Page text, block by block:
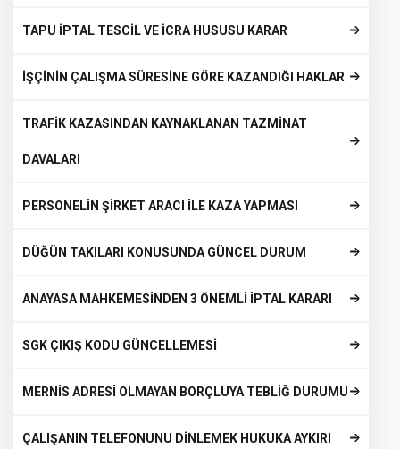
TAPU İPTAL TESCİL VE İCRA HUSUSU KARAR
İŞÇİNİN ÇALIŞMA SÜRESİNE GÖRE KAZANDIĞI HAKLAR
TRAFİK KAZASINDAN KAYNAKLANAN TAZMİNAT
DAVALARI
PERSONELİN ŞİRKET ARACI İLE KAZA YAPMASI
DÜĞÜN TAKILARI KONUSUNDA GÜNCEL DURUM
ANAYASA MAHKEMESİNDEN 3 ÖNEMLİ İPTAL KARARI
SGK ÇIKIŞ KODU GÜNCELLEMESİ
MERNİS ADRESİ OLMAYAN BORÇLUYA TEBLİĞ DURUMU
ÇALIŞANIN TELEFONUNU DİNLEMEK HUKUKA AYKIRI